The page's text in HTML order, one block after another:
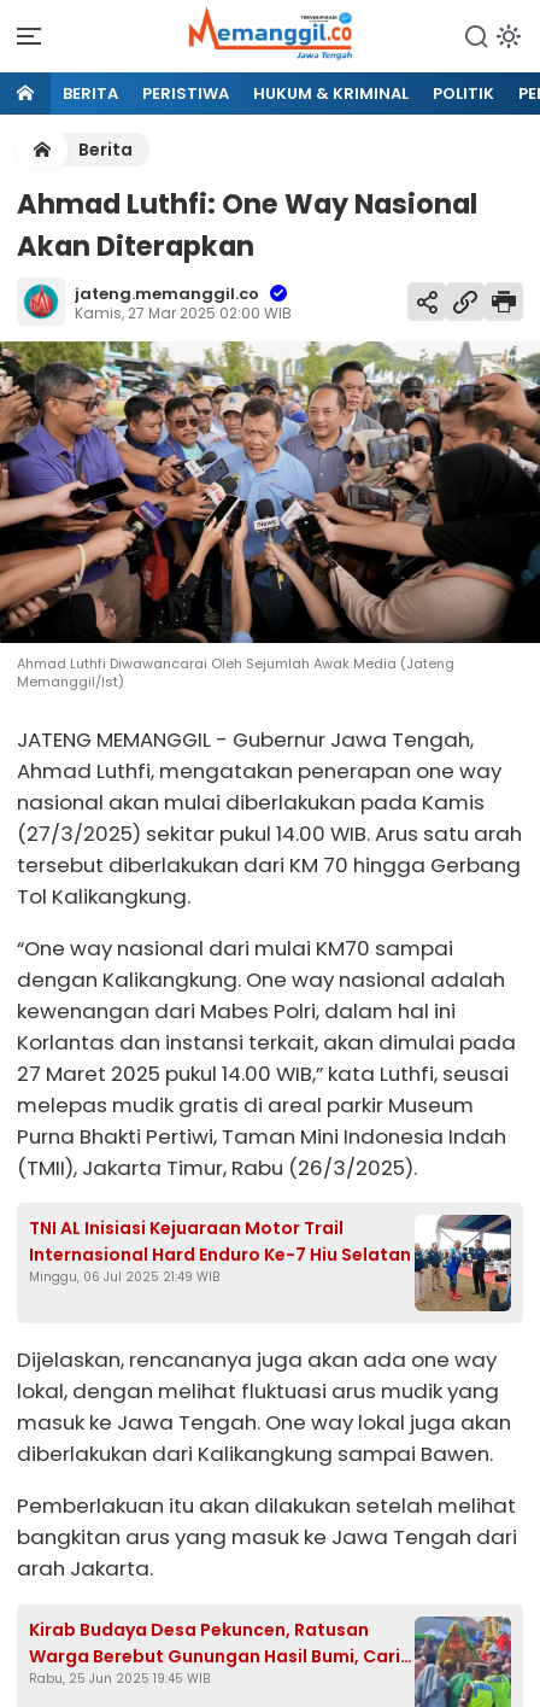
BERITA PERISTIWA HUKUM & KRIMINAL POLITIK
Berita
Ahmad Luthfi: One Way Nasional
Akan Diterapkan
jateng.memanggil.co
Kamis, 27 Mar 2025 02:00 WIB
Ahmad Luthfi Diwawancarai Oleh Sejumlah Awak Media (Jateng
Memanggil/Ist)
JATENG MEMANGGIL - Gubernur Jawa Tengah,
Ahmad Luthfi, mengatakan penerapan one way
nasional akan mulai diberlakukan pada Kamis
(27/3/2025) sekitar pukul 14.00 WIB. Arus satu arah
tersebut diberlakukan dari KM 70 hingga Gerbang
Tol Kalikangkung.
“One way nasional dari mulai KM70 sampai
dengan Kalikangkung. One way nasional adalah
kewenangan dari Mabes Polri, dalam hal ini
Korlantas dan instansi terkait, akan dimulai pada
27 Maret 2025 pukul 14.00 WIB,” kata Luthfi, seusai
melepas mudik gratis di areal parkir Museum
Purna Bhakti Pertiwi, Taman Mini Indonesia Indah
(TMII), Jakarta Timur, Rabu (26/3/2025).
TNI AL Inisiasi Kejuaraan Motor Trail
Internasional Hard Enduro Ke-7 Hiu Selatan
Minggu, 06 Jul 2025 21:49 WIB
Dijelaskan, rencananya juga akan ada one way
lokal, dengan melihat fluktuasi arus mudik yang
masuk ke Jawa Tengah. One way lokal juga akan
diberlakukan dari Kalikangkung sampai Bawen.
Pemberlakuan itu akan dilakukan setelah melihat
bangkitan arus yang masuk ke Jawa Tengah dari
arah Jakarta.
Kirab Budaya Desa Pekuncen, Ratusan
Warga Berebut Gunungan Hasil Bumi, Cari
Keberkahan
Rabu, 25 Jun 2025 19:45 WIB